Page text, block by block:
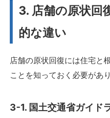
3. 店舗の原状回
的な違い
店舗の原状回復には住宅と
ことを知っておく必要があり
3-1. 国土交通省ガイド